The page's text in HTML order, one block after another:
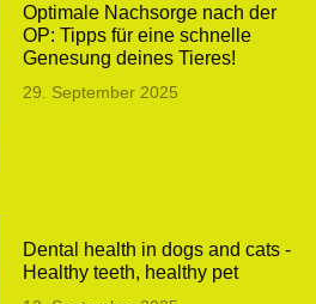
Optimale Nachsorge nach der
OP: Tipps für eine schnelle
Genesung deines Tieres!
29. September 2025
Dental health in dogs and cats -
Healthy teeth, healthy pet